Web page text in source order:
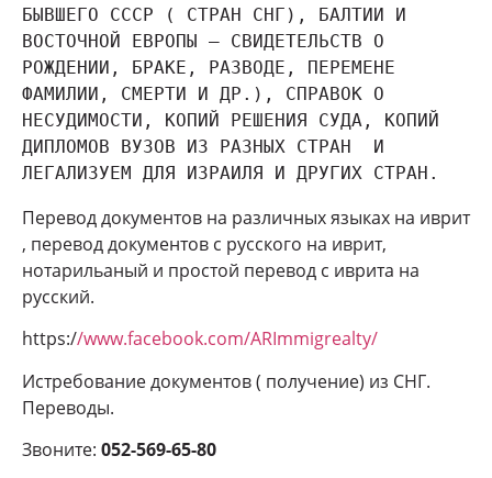
БЫВШЕГО СССР ( СТРАН СНГ), БАЛТИИ И
ВОСТОЧНОЙ ЕВРОПЫ — СВИДЕТЕЛЬСТВ О
РОЖДЕНИИ, БРАКЕ, РАЗВОДЕ, ПЕРЕМЕНЕ
ФАМИЛИИ, СМЕРТИ И ДР.), СПРАВОК О
НЕСУДИМОСТИ, КОПИЙ РЕШЕНИЯ СУДА, КОПИЙ
ДИПЛОМОВ ВУЗОВ ИЗ РАЗНЫХ СТРАН  И
ЛЕГАЛИЗУЕМ ДЛЯ ИЗРАИЛЯ И ДРУГИХ СТРАН.
Перевод документов на различных языках на иврит
, перевод документов с русского на иврит,
нотарильаный и простой перевод с иврита на
русский.
https://www.facebook.com/ARImmigrealty/
Истребование документов ( получение) из СНГ.
Переводы.
Звоните: 052-569-65-80